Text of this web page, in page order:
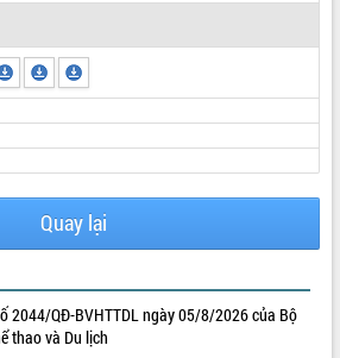
Quay lại
2044/QĐ-BVHTTDL ngày 05/8/2026 của Bộ
thao và Du lịch